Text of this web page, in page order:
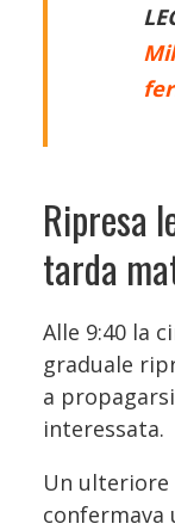
Ripresa
tarda
Alle 9:40 la
graduale
a
interessata.
Un ulteriore
confermava